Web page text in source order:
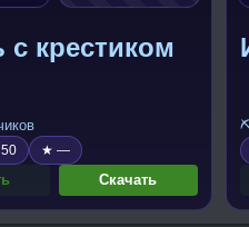
с крестиком
★ —
Скачать